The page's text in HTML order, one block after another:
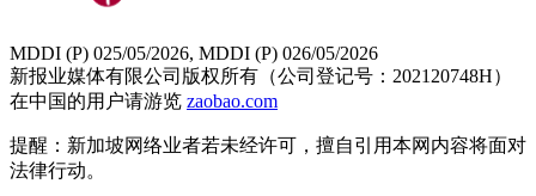
MDDI (P) 025/05/2026, MDDI (P) 026/05/2026
新报业媒体有限公司版权所有（公司登记号：202120748H）
在中国的用户请游览 zaobao.com
提醒：新加坡网络业者若未经许可，擅自引用本网内容将面对
法律行动。